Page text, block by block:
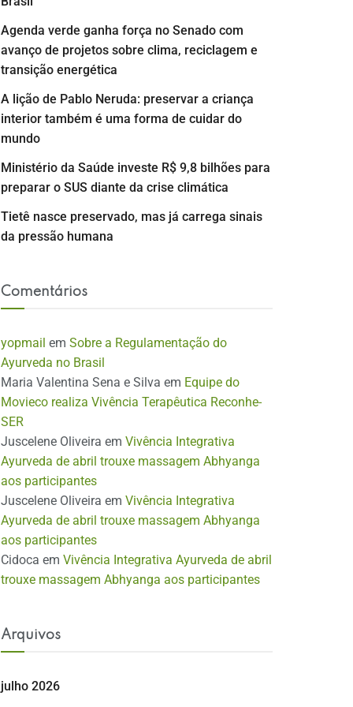
Agenda verde ganha força no Senado com
avanço de projetos sobre clima, reciclagem e
transição energética
A lição de Pablo Neruda: preservar a criança
interior também é uma forma de cuidar do
mundo
Ministério da Saúde investe R$ 9,8 bilhões para
preparar o SUS diante da crise climática
Tietê nasce preservado, mas já carrega sinais
da pressão humana
Comentários
yopmail em Sobre a Regulamentação do
Ayurveda no Brasil
Maria Valentina Sena e Silva em Equipe do
Movieco realiza Vivência Terapêutica Reconhe-
SER
Juscelene Oliveira em Vivência Integrativa
Ayurveda de abril trouxe massagem Abhyanga
aos participantes
Juscelene Oliveira em Vivência Integrativa
Ayurveda de abril trouxe massagem Abhyanga
aos participantes
Cidoca em Vivência Integrativa Ayurveda de abril
trouxe massagem Abhyanga aos participantes
Arquivos
julho 2026